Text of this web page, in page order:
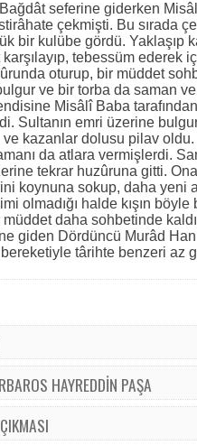
seferine giderken
çekmişti. Bu sırada
bir kulübe gördü. Yaklaşıp
karşılayıp, tebessüm ederek
oturup, bir müddet
ve bir torba da saman
Misâlî Baba
Sultanın emri üzerine
ve kazanlar dolusu pilav
da atlara vermişlerdi.
tekrar huzûruna gitti.
koynuna sokup, daha yeni
olmadığı halde kışın
daha sohbetinde
giden Dördüncü Murâd
târihte benzeri az
HAYREDDİN PAŞA